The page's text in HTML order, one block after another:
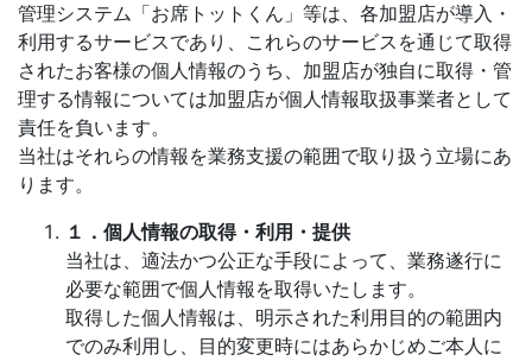
管理システム「お席トットくん」等は、各加盟店が導入・
利用するサービスであり、これらのサービスを通じて取得
されたお客様の個人情報のうち、加盟店が独自に取得・管
理する情報については加盟店が個人情報取扱事業者として
責任を負います。
当社はそれらの情報を業務支援の範囲で取り扱う立場にあ
ります。
１．個人情報の取得・利用・提供
当社は、適法かつ公正な手段によって、業務遂行に
必要な範囲で個人情報を取得いたします。
取得した個人情報は、明示された利用目的の範囲内
でのみ利用し、目的変更時にはあらかじめご本人に